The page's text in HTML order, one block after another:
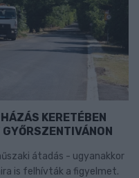
KERETÉBEN
átadás - ugyanakkor
is felhívták a figyelmet.